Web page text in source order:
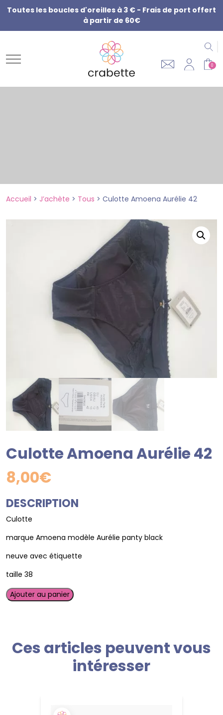
Toutes les boucles d'oreilles à 3 € - Frais de port offert
à partir de 60€
0
Accueil > J’achète > Tous > Culotte Amoena Aurélie 42
Culotte Amoena Aurélie 42
8,00€
DESCRIPTION
Culotte
marque Amoena modèle Aurélie panty black
neuve avec étiquette
taille 38
quantité
de
42
Ajouter au panier
Ces articles peuvent vous
intéresser